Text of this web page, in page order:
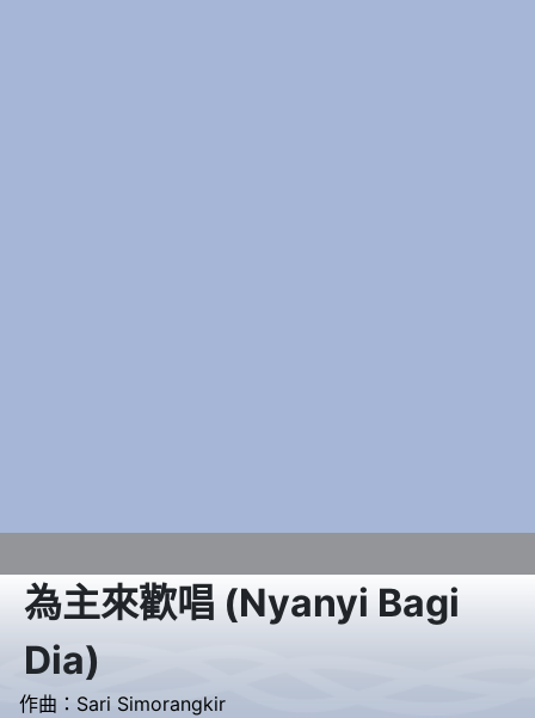
為主來歡唱 (Nyanyi Bagi
Dia)
作曲： Sari Simorangkir